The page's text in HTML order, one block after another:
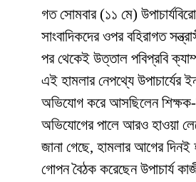
​গত সোমবার (১১ মে)
সাংবাদিকদের ওপর বহিরাগত
পর থেকেই উত্তাল পবিপ্রবি
এই হামলার নেপথ্যে উপাচার্যের
অভিযোগ করে আসছিলেন শিক্ষক-
অভিযোগের পালে আরও হাওয়া
জানা গেছে, হামলার আগের দিনই
গোপন বৈঠক করেছেন উপাচার্য